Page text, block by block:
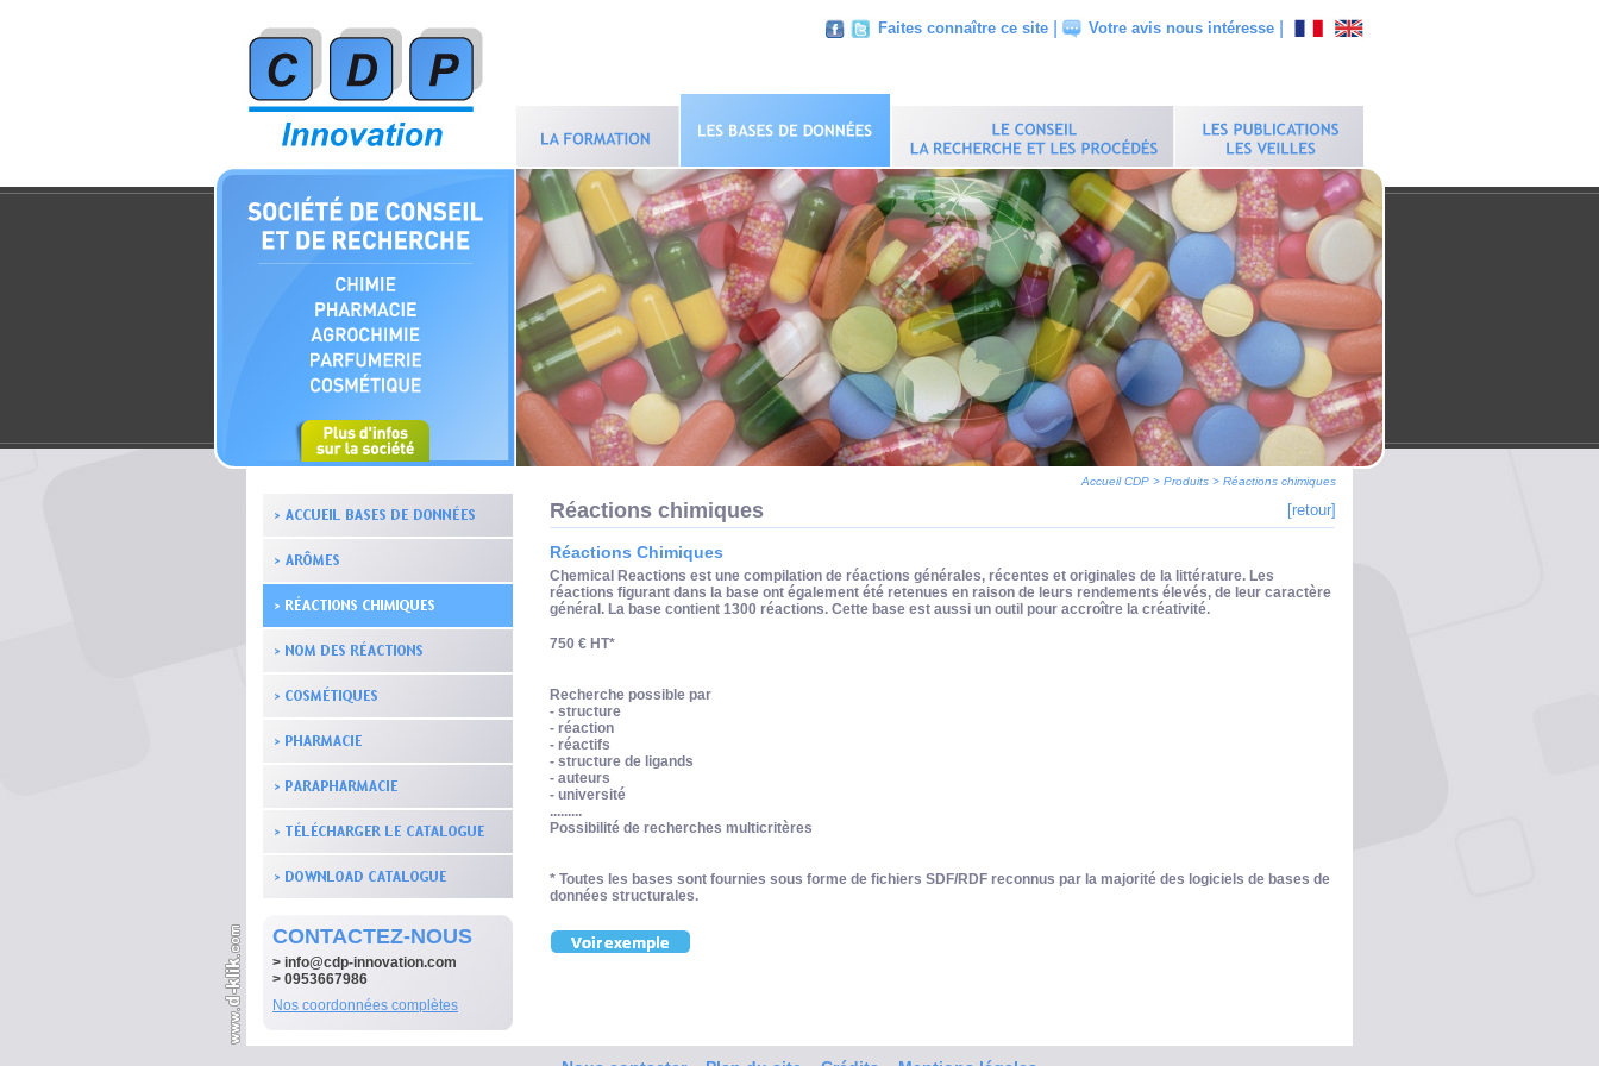
Faites connaître ce site Votre avis nous intéresse
Accueil CDP > Produits > Réactions chimiques
CONTACTEZ-NOUS
> info@cdp-innovation.com
> 0953667986
Nos coordonnées complètes
Réactions chimiques [retour]
Réactions Chimiques
Chemical Reactions est une compilation de réactions générales, récentes et originales de la littérature. Les
réactions figurant dans la base ont également été retenues en raison de leurs rendements élevés, de leur caractère
général. La base contient 1300 réactions. Cette base est aussi un outil pour accroître la créativité.
750 € HT*
Recherche possible par
- structure
- réaction
- réactifs
- structure de ligands
- auteurs
- université
.........
Possibilité de recherches multicritères
* Toutes les bases sont fournies sous forme de fichiers SDF/RDF reconnus par la majorité des logiciels de bases de
données structurales.